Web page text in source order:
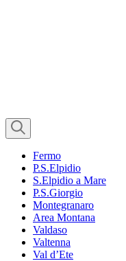
Fermo
P.S.Elpidio
S.Elpidio a Mare
P.S.Giorgio
Montegranaro
Area Montana
Valdaso
Valtenna
Val d’Ete